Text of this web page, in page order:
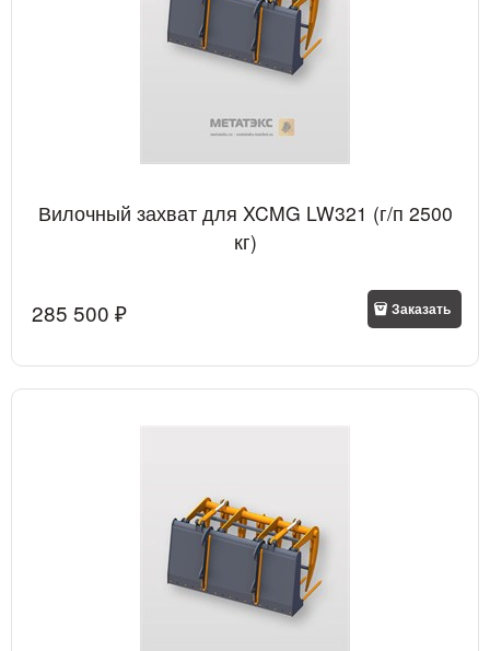
Вилочный захват для XCMG LW321 (г/п 2500
кг)
285 500 ₽ Заказать